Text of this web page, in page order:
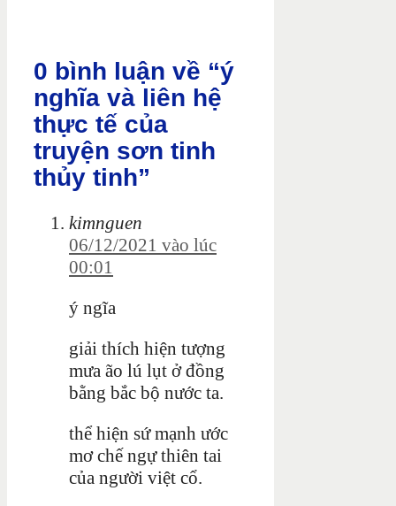
0 bình luận về “ý
nghĩa và liên hệ
thực tế của
truyện sơn tinh
thủy tinh”
kimnguen
06/12/2021 vào lúc
00:01
ý ngĩa
giải thích hiện tượng
mưa ão lú lụt ở đồng
bằng bắc bộ nước ta.
thể hiện sứ mạnh ước
mơ chế ngự thiên tai
của người việt cổ.